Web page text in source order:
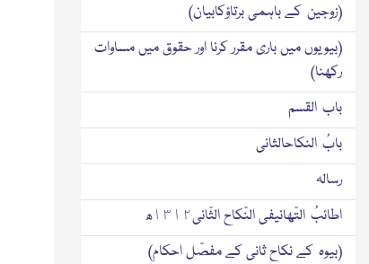
(زوجین کے باہمی برتاؤکابیان)
(بیویوں میں باری مقرر کرنا اور حقوق میں مساوات
رکھنا)
باب القسم
بابُ النکاحالثانی
رسالہ
اطائبُ التّھانیفی النّکاح الثّانی١٣١٢ھ
(بیوہ کے نکاح ثانی کے مفصّل احکام)